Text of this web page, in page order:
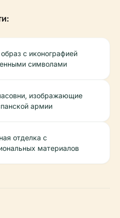
с иконографией
символами
изображающие
армии
отделка с
материалов